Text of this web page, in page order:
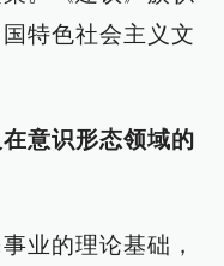
特色社会主义文
意识形态领域的
业的理论基础，